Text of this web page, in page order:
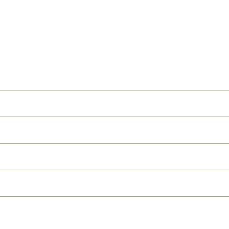
ilość wody i częstotliwość podlewania
tym mniej wody; im więcej światła, tym odrobinę więcej wody
liści
w sukcesie uprawy